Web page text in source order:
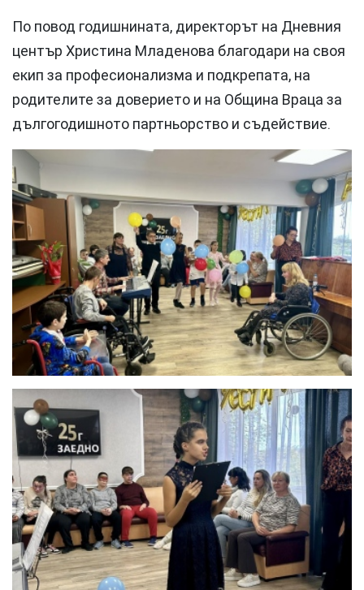
По повод годишнината, директорът на Дневния
център Христина Младенова благодари на своя
екип за професионализма и подкрепата, на
родителите за доверието и на Община Враца за
дългогодишното партньорство и съдействие.